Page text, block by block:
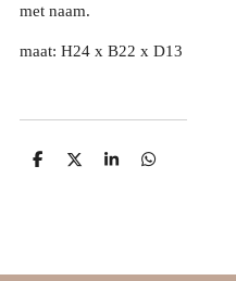
met naam.
maat: H24 x B22 x D13
D
D
S
D